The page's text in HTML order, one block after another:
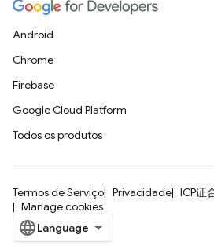
Android
Chrome
Firebase
Google Cloud Platform
Todos os produtos
Termos de Serviço Privacidade
ICP证
Manage cookies